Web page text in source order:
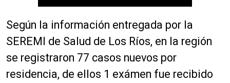
Según la información entregada por la
SEREMI de Salud de Los Ríos, en la región
se registraron 77 casos nuevos por
residencia, de ellos 1 exámen fue recibido